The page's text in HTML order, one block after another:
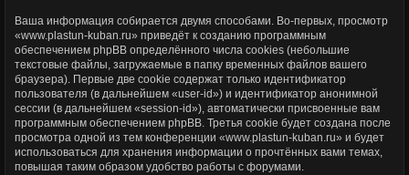
Ваша информация собирается двумя способами. Во-первых, просмотр
«www.plastun-kuban.ru» приведёт к созданию программным
обеспечением phpBB определённого числа cookies (небольшие
текстовые файлы, загружаемые в папку временных файлов вашего
браузера). Первые две cookie содержат только идентификатор
пользователя (в дальнейшем «user-id») и идентификатор анонимной
сессии (в дальнейшем «session-id»), автоматически присвоенные вам
программным обеспечением phpBB. Третья cookie будет создана после
просмотра одной из тем конференции «www.plastun-kuban.ru» и будет
использоваться для хранения информации о прочтённых вами темах,
повышая таким образом удобство работы с форумами.